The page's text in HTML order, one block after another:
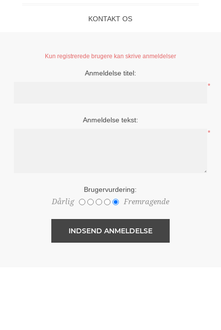
KONTAKT OS
Kun registrerede brugere kan skrive anmeldelser
Anmeldelse titel:
*
Anmeldelse tekst:
*
Brugervurdering:
Dårlig Fremragende